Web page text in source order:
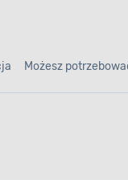
Możesz